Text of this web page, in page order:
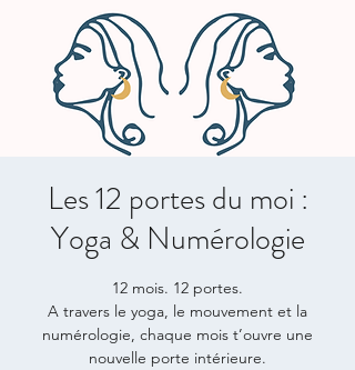
Les 12 portes du moi :
Yoga & Numérologie
12 mois. 12 portes.
A travers le yoga, le mouvement et la
numérologie, chaque mois t’ouvre une
nouvelle porte intérieure.